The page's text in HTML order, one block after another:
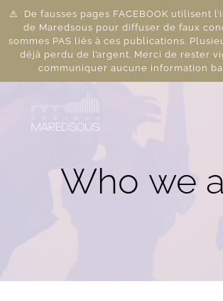
Skip
content
⚠ De fausses pages FACEBOOK utilisent
de Maredsous pour diffuser de faux
sommes PAS liés à ces publications.
déjà perdu de l’argent. Merci de rester
communiquer aucune information
Who we